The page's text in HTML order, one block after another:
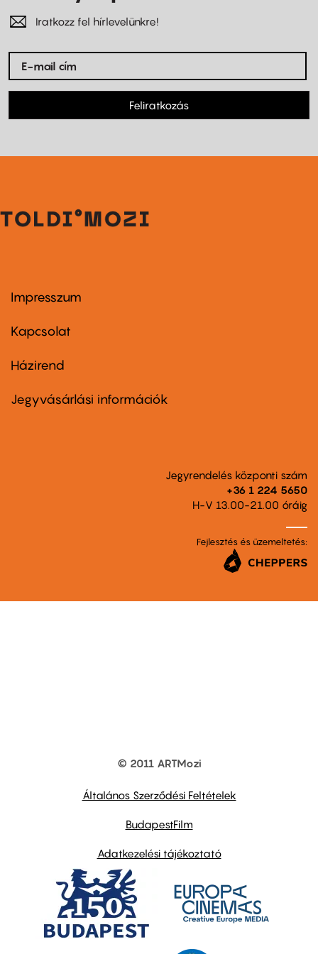
Iratkozz fel hírlevelünkre!
Feliratkozás
Footer
first
Impresszum
Kapcsolat
Footer
second
Házirend
Jegyvásárlási információk
Jegyrendelés központi szám
+36 1 224 5650
H-V 13.00-21.00 óráig
Fejlesztés és üzemeltetés:
© 2011 ARTMozi
Általános Szerződési Feltételek
BudapestFilm
Adatkezelési tájékoztató